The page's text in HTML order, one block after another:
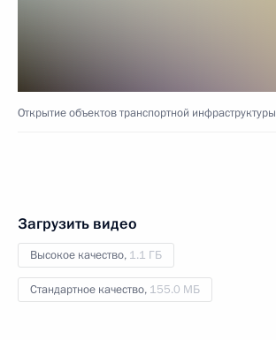
Открытие объектов транспортной инфраструктуры
Загрузить видео
Высокое качество, 1.1 ГБ
Стандартное качество, 155.0 МБ